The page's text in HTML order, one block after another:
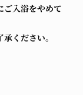
ご入浴をやめて
ください。